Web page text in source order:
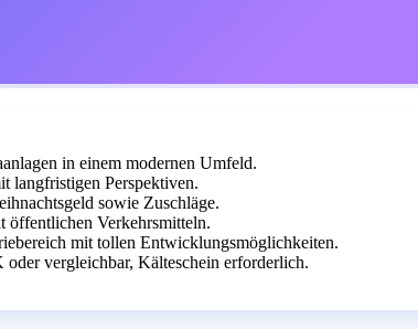
in einem modernen Umfeld.
langfristigen Perspektiven.
sowie Zuschläge.
öffentlichen Verkehrsmitteln.
mit tollen Entwicklungsmöglichkeiten.
vergleichbar, Kälteschein erforderlich.